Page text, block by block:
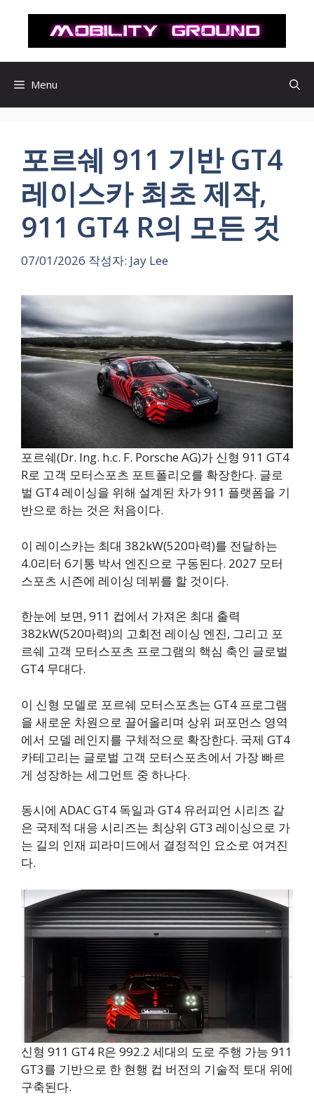
로
Menu
포르쉐 911 기반 GT4
레이스카 최초 제작,
911 GT4 R의 모든 것
07/01/2026 작성자: Jay Lee
포르쉐(Dr. Ing. h.c. F. Porsche AG)가 신형 911 GT4
R로 고객 모터스포츠 포트폴리오를 확장한다. 글로
벌 GT4 레이싱을 위해 설계된 차가 911 플랫폼을 기
반으로 하는 것은 처음이다.
이 레이스카는 최대 382kW(520마력)를 전달하는
4.0리터 6기통 박서 엔진으로 구동된다. 2027 모터
스포츠 시즌에 레이싱 데뷔를 할 것이다.
한눈에 보면, 911 컵에서 가져온 최대 출력
382kW(520마력)의 고회전 레이싱 엔진, 그리고 포
르쉐 고객 모터스포츠 프로그램의 핵심 축인 글로벌
GT4 무대다.
이 신형 모델로 포르쉐 모터스포츠는 GT4 프로그램
을 새로운 차원으로 끌어올리며 상위 퍼포먼스 영역
에서 모델 레인지를 구체적으로 확장한다. 국제 GT4
카테고리는 글로벌 고객 모터스포츠에서 가장 빠르
게 성장하는 세그먼트 중 하나다.
동시에 ADAC GT4 독일과 GT4 유러피언 시리즈 같
은 국제적 대응 시리즈는 최상위 GT3 레이싱으로 가
는 길의 인재 피라미드에서 결정적인 요소로 여겨진
다.
신형 911 GT4 R은 992.2 세대의 도로 주행 가능 911
GT3를 기반으로 한 현행 컵 버전의 기술적 토대 위에
구축된다.